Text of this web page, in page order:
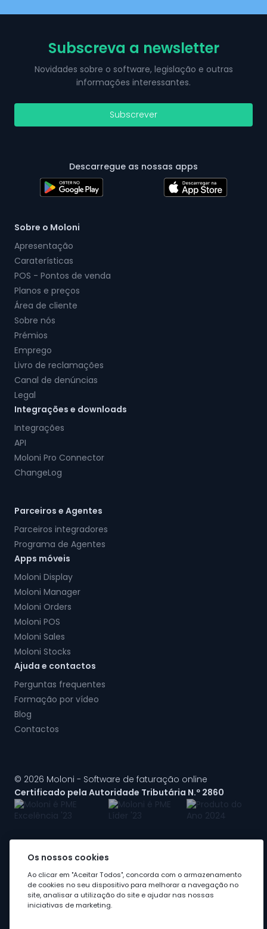
Subscreva a newsletter
Novidades sobre o software, legislação e outras
informações interessantes.
Subscrever
Descarregue as nossas apps
Sobre o Moloni
Apresentação
Caraterísticas
POS - Pontos de venda
Planos e preços
Área de cliente
Sobre nós
Prémios
Emprego
Livro de reclamações
Canal de denúncias
Legal
Integrações e downloads
Integrações
API
Moloni Pro Connector
ChangeLog
Parceiros e Agentes
Parceiros integradores
Programa de Agentes
Apps móveis
Moloni Display
Moloni Manager
Moloni Orders
Moloni POS
Moloni Sales
Moloni Stocks
Ajuda e contactos
Perguntas frequentes
Formação por vídeo
Blog
Contactos
© 2026 Moloni - Software de faturação online
Certificado pela Autoridade Tributária N.º 2860
A Moloni faz parte dogrupo Visma
Os nossos cookies
Ao clicar em "Aceitar Todos", concorda com o armazenamento
de cookies no seu dispositivo para melhorar a navegação no
site, analisar a utilização do site e ajudar nas nossas
iniciativas de marketing.